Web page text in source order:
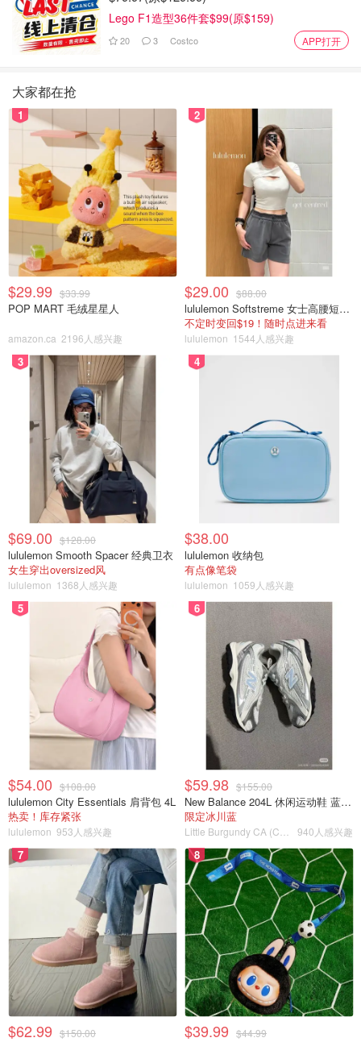
Lego F1造型36件套$99(原$159)
20 3 Costco APP打开
大家都在抢
1
$29.99 $33.99
POP MART 毛绒星星人
amazon.ca 2196人感兴趣
2
$29.00 $88.00
lululemon Softstreme 女士高腰短裤 10cm
不定时变回$19！随时点进来看
lululemon 1544人感兴趣
3
$69.00 $128.00
lululemon Smooth Spacer 经典卫衣
女生穿出oversized风
lululemon 1368人感兴趣
4
$38.00
lululemon 收纳包
有点像笔袋
lululemon 1059人感兴趣
5
$54.00 $108.00
lululemon City Essentials 肩背包 4L
热卖！库存紧张
lululemon 953人感兴趣
6
$59.98 $155.00
New Balance 204L 休闲运动鞋 蓝银色
限定冰川蓝
940人感兴趣
7
$62.99 $150.00
8
$39.99 $44.99